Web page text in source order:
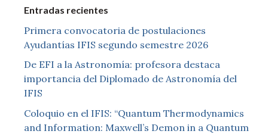
Entradas recientes
Primera convocatoria de postulaciones
Ayudantías IFIS segundo semestre 2026
De EFI a la Astronomía: profesora destaca
importancia del Diplomado de Astronomía del
IFIS
Coloquio en el IFIS: “Quantum Thermodynamics
and Information: Maxwell’s Demon in a Quantum